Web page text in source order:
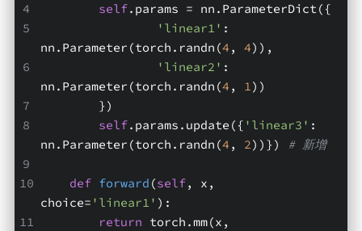
self.params = nn.ParameterDict({
'linear1' :
nn.Parameter(torch.randn(4 , 4)),
'linear2' :
nn.Parameter(torch.randn(4 , 1))
        })
self.params.update({ 'linear3' :
nn.Parameter(torch.randn(4 , 2))}) # 新增
def forward (self, x,
choice= 'linear1' ) :
return